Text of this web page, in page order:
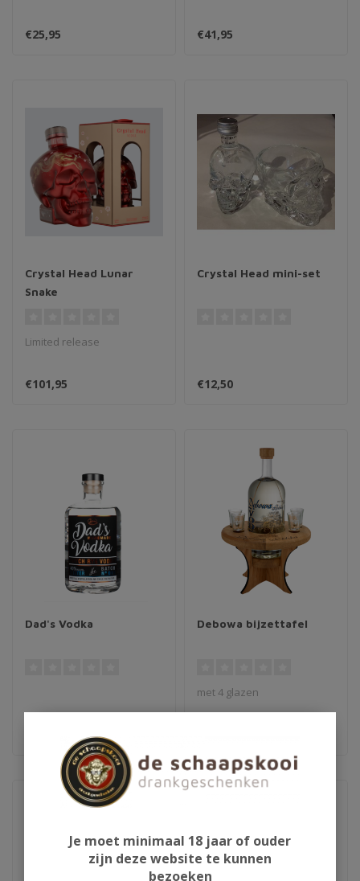
€25,95 €41,95
Crystal Head Lunar
Snake
Limited release
€101,95
Crystal Head mini-set
€12,50
Dad's Vodka Debowa bijzettafel
met 4 glazen
Je moet minimaal 18 jaar of ouder
zijn deze website te kunnen
bezoeken